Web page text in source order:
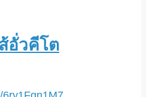
อั่วคีโต